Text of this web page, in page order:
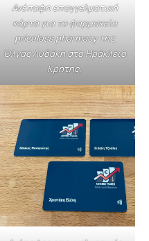
Ανέπαφη επαγγελματική
κάρτα για το φαρμακείο
priceless pharmacy της
Όλγας Λυδάκη στο Ηράκλειο
Κρήτης.